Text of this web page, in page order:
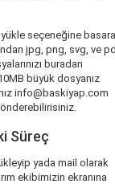
yükle seçeneğine
jpg, png, svg, ve
buradan
büyük dosyanız
info@baskiyap.com
Süreç
yada mail olarak
ekibimizin ekranına